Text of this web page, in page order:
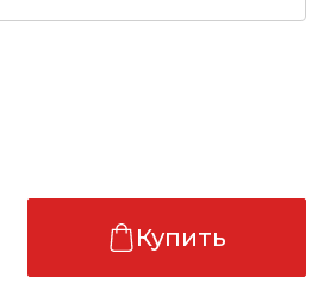
Купить